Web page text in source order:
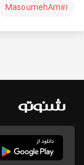
MasoumehAmiri